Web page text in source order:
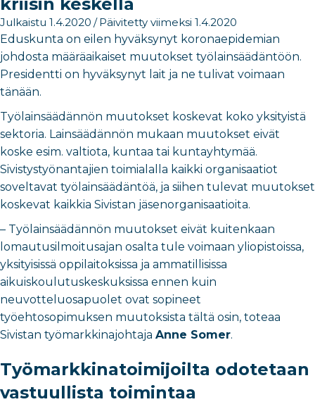
Julkaistu 1.4.2020 / Päivitetty viimeksi 1.4.2020
Eduskunta on eilen hyväksynyt koronaepidemian
johdosta määräaikaiset muutokset työlainsäädäntöön.
Presidentti on hyväksynyt lait ja ne tulivat voimaan
tänään.
Työlainsäädännön muutokset koskevat koko yksityistä
sektoria. Lainsäädännön mukaan muutokset eivät
koske esim. valtiota, kuntaa tai kuntayhtymää.
Sivistystyönantajien toimialalla kaikki organisaatiot
soveltavat työlainsäädäntöä, ja siihen tulevat muutokset
koskevat kaikkia Sivistan jäsenorganisaatioita.
– Työlainsäädännön muutokset eivät kuitenkaan
lomautusilmoitusajan osalta tule voimaan yliopistoissa,
yksityisissä oppilaitoksissa ja ammatillisissa
aikuiskoulutuskeskuksissa ennen kuin
neuvotteluosapuolet ovat sopineet
työehtosopimuksen muutoksista tältä osin, toteaa
Sivistan työmarkkinajohtaja Anne Somer.
Työmarkkinatoimijoilta odotetaan
vastuullista toimintaa